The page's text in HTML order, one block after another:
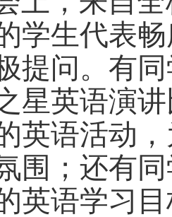
学生代表
提问。有
星英语演
英语活动
围；还有
英语学习